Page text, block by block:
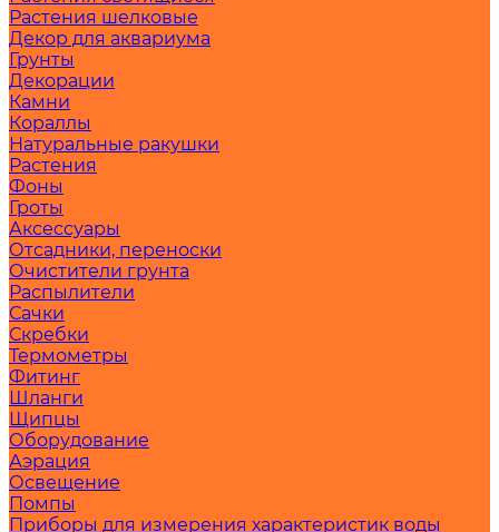
Растения шелковые
Декор для аквариума
Грунты
Декорации
Камни
Кораллы
Натуральные ракушки
Растения
Фоны
Гроты
Аксессуары
Отсадники, переноски
Очистители грунта
Распылители
Сачки
Скребки
Термометры
Фитинг
Шланги
Щипцы
Оборудование
Аэрация
Освещение
Помпы
Приборы для измерения характеристик воды